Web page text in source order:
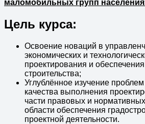
маломобильных групп
Цель курса:
Освоение новаций в
экономических и
проектирования и
строительства;
Углублённое изучение
качества выполнения
части правовых и
области обеспечения
проектной деятельности.